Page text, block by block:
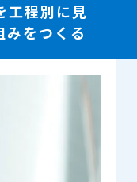
工程別に見
みをつくる